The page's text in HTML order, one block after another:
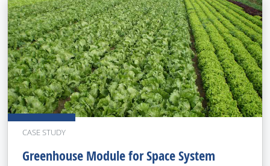
CASE STUDY
Greenhouse Module for Space System